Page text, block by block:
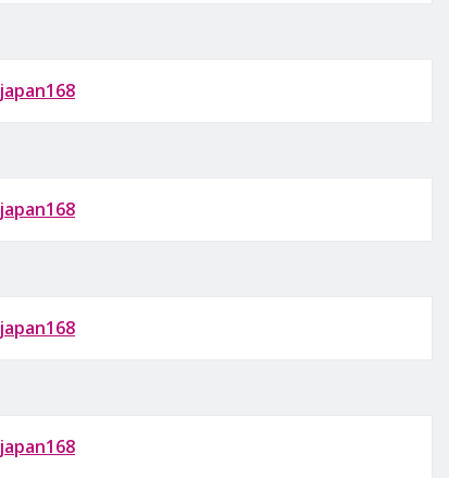
japan168
japan168
japan168
japan168